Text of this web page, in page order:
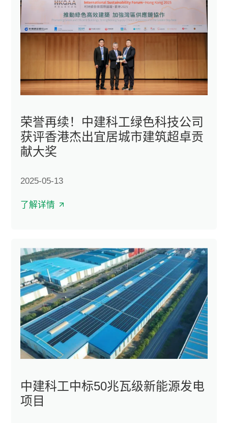
荣誉再续！中建科工绿色科技公司
获评香港杰出宜居城市建筑超卓贡
献大奖
2025-05-13
了解详情
中建科工中标50兆瓦级新能源发电
项目